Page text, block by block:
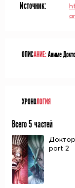
Источник:
ОПИСАНИЕ:Аниме
ХРОНОЛОГИЯ
Всего 5 частей
part 2